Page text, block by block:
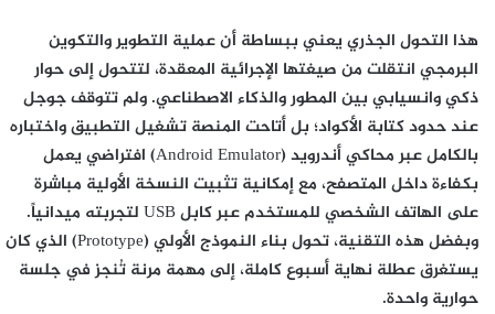
هذا التحول الجذري يعني ببساطة أن عملية التطوير والتكوين
البرمجي انتقلت من صيغتها الإجرائية المعقدة، لتتحول إلى حوار
ذكي وانسيابي بين المطور والذكاء الاصطناعي. ولم تتوقف جوجل
عند حدود كتابة الأكواد؛ بل أتاحت المنصة تشغيل التطبيق واختباره
بالكامل عبر محاكي أندرويد (Android Emulator) افتراضي يعمل
بكفاءة داخل المتصفح، مع إمكانية تثبيت النسخة الأولية مباشرة
على الهاتف الشخصي للمستخدم عبر كابل USB لتجربته ميدانياً.
وبفضل هذه التقنية، تحول بناء النموذج الأولي (Prototype) الذي كان
يستغرق عطلة نهاية أسبوع كاملة، إلى مهمة مرنة تُنجز في جلسة
حوارية واحدة.